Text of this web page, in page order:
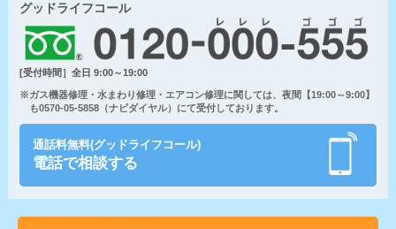
グッドライフコール
[受付時間］全日 9:00～19:00
※ガス機器修理・水まわり修理・エアコン修理に関しては、夜間【19:00～9:00】
も0570-05-5858（ナビダイヤル）にて受付しております。
通話料無料(グッドライフコール)
電話で相談する